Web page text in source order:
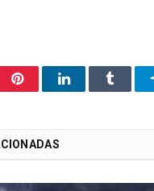
PinterestLinkedInTumblr